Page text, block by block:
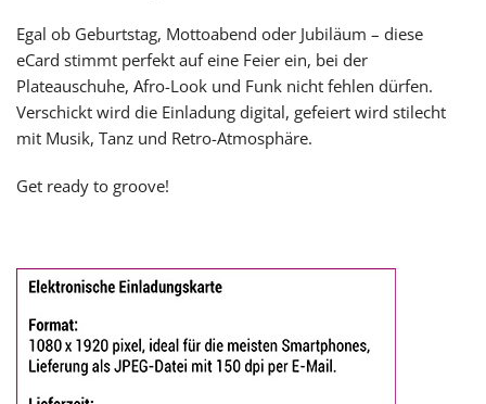
Egal ob Geburtstag, Mottoabend oder Jubiläum – diese
eCard stimmt perfekt auf eine Feier ein, bei der
Plateauschuhe, Afro-Look und Funk nicht fehlen dürfen.
Verschickt wird die Einladung digital, gefeiert wird stilecht
mit Musik, Tanz und Retro-Atmosphäre.
Get ready to groove!